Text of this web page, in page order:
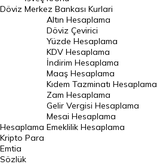
Norveç Kronu Kuru
İsveç Kronu Kuru
Japon Yeni Kuru
Serbest Piyasa Döviz Kurları
Merkez Bankası Döviz Kurları
Altın Fiyatları
Gram Altın Fiyatı
Döviz Merkez Bankası Kurlari
Hesaplama
Altın Hesaplama
Döviz Çevirici
Yüzde Hesaplama
KDV Hesaplama
İndirim Hesaplama
Maaş Hesaplama
Kıdem Tazminatı Hesaplama
Zam Hesaplama
Gelir Vergisi Hesaplama
Mesai Hesaplama
Emeklilik Hesaplama
Kripto Para
Emtia
Sözlük